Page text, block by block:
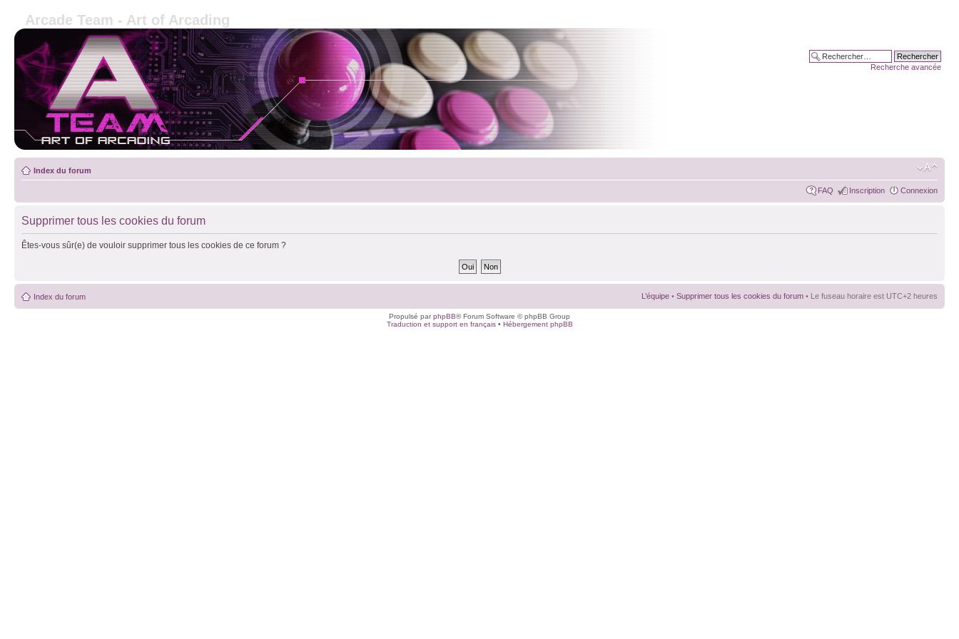
Arcade Team - Art of Arcading
Recherche avancée
Index du forum
FAQ Inscription Connexion
Supprimer tous les cookies du forum
Êtes-vous sûr(e) de vouloir supprimer tous les cookies de ce forum ?
Index du forum L’équipe • Supprimer tous les cookies du forum • Le fuseau horaire est UTC+2 heures
Propulsé parphpBB® Forum Software © phpBB Group
Traduction et support en français• Hébergement phpBB